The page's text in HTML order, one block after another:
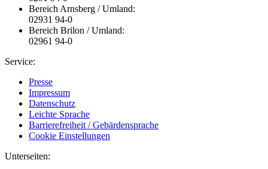
Bereich Arnsberg / Umland:
02931 94-0
Bereich Brilon / Umland:
02961 94-0
Service:
Presse
Impressum
Datenschutz
Leichte Sprache
Barrierefreiheit / Gebärdensprache
Cookie Einstellungen
Unterseiten: